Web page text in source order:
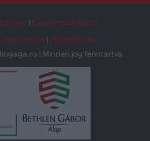
Cookie szabályzat
Impresszum
Hibajelentés
| Minden jog fenntartva.